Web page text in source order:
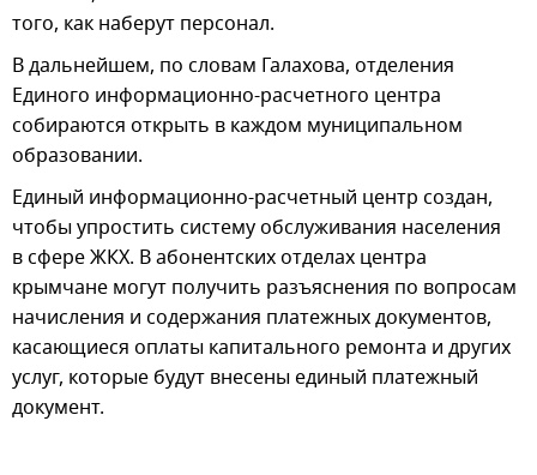
того, как наберут персонал.
В дальнейшем, по словам Галахова, отделения
Единого информационно-расчетного центра
собираются открыть в каждом муниципальном
образовании.
Единый информационно-расчетный центр создан,
чтобы упростить систему обслуживания населения
в сфере ЖКХ. В абонентских отделах центра
крымчане могут получить разъяснения по вопросам
начисления и содержания платежных документов,
касающиеся оплаты капитального ремонта и других
услуг, которые будут внесены единый платежный
документ.